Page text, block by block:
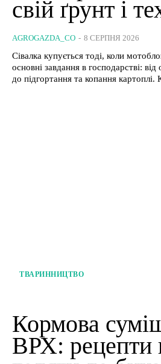
свій ґрунт і
AGROGAZDA_CO - 8 СЕРПНЯ 2026
Сівалка купується тоді, коли
основні завдання в господарстві:
до підгортання та копання картоплі.
ТВАРИННИЦТВО
Кормова
ВРХ: рецепти